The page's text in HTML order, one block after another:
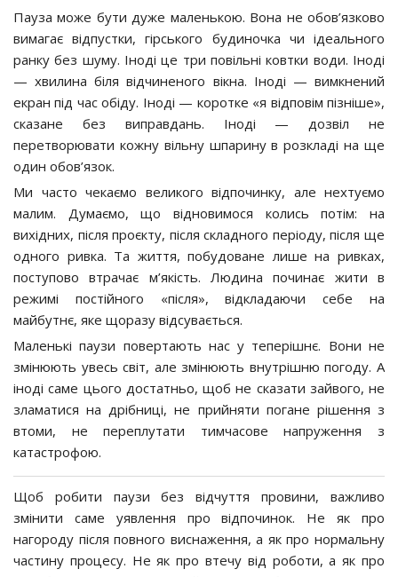
Пауза може бути дуже маленькою. Вона не обов’язково
вимагає відпустки, гірського будиночка чи ідеального
ранку без шуму. Іноді це три повільні ковтки води. Іноді
— хвилина біля відчиненого вікна. Іноді — вимкнений
екран під час обіду. Іноді — коротке «я відповім пізніше»,
сказане без виправдань. Іноді — дозвіл не
перетворювати кожну вільну шпарину в розкладі на ще
один обов’язок.
Ми часто чекаємо великого відпочинку, але нехтуємо
малим. Думаємо, що відновимося колись потім: на
вихідних, після проєкту, після складного періоду, після ще
одного ривка. Та життя, побудоване лише на ривках,
поступово втрачає м’якість. Людина починає жити в
режимі постійного «після», відкладаючи себе на
майбутнє, яке щоразу відсувається.
Маленькі паузи повертають нас у теперішнє. Вони не
змінюють увесь світ, але змінюють внутрішню погоду. А
іноді саме цього достатньо, щоб не сказати зайвого, не
зламатися на дрібниці, не прийняти погане рішення з
втоми, не переплутати тимчасове напруження з
катастрофою.
Щоб робити паузи без відчуття провини, важливо
змінити саме уявлення про відпочинок. Не як про
нагороду після повного виснаження, а як про нормальну
частину процесу. Не як про втечу від роботи, а як про